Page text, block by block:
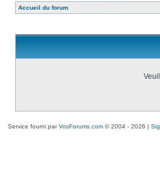
Accueil du forum
Service fourni parVosForums.com© 2004 - 2026 |